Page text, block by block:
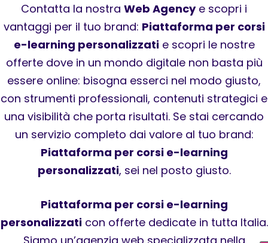
Contatta la nostra Web Agencye scopri i
vantaggi per il tuo brand: Piattaforma per corsi
e-learning personalizzatie scopri le nostre
offerte dove in un mondo digitale non basta più
essere online: bisogna esserci nel modo giusto,
con strumenti professionali, contenuti strategici e
una visibilità che porta risultati. Se stai cercando
un servizio completo dai valore al tuo brand:
Piattaforma per corsi e-learning
personalizzati, sei nel posto giusto.
Piattaforma per corsi e-learning
personalizzaticon offerte dedicate in tutta Italia.